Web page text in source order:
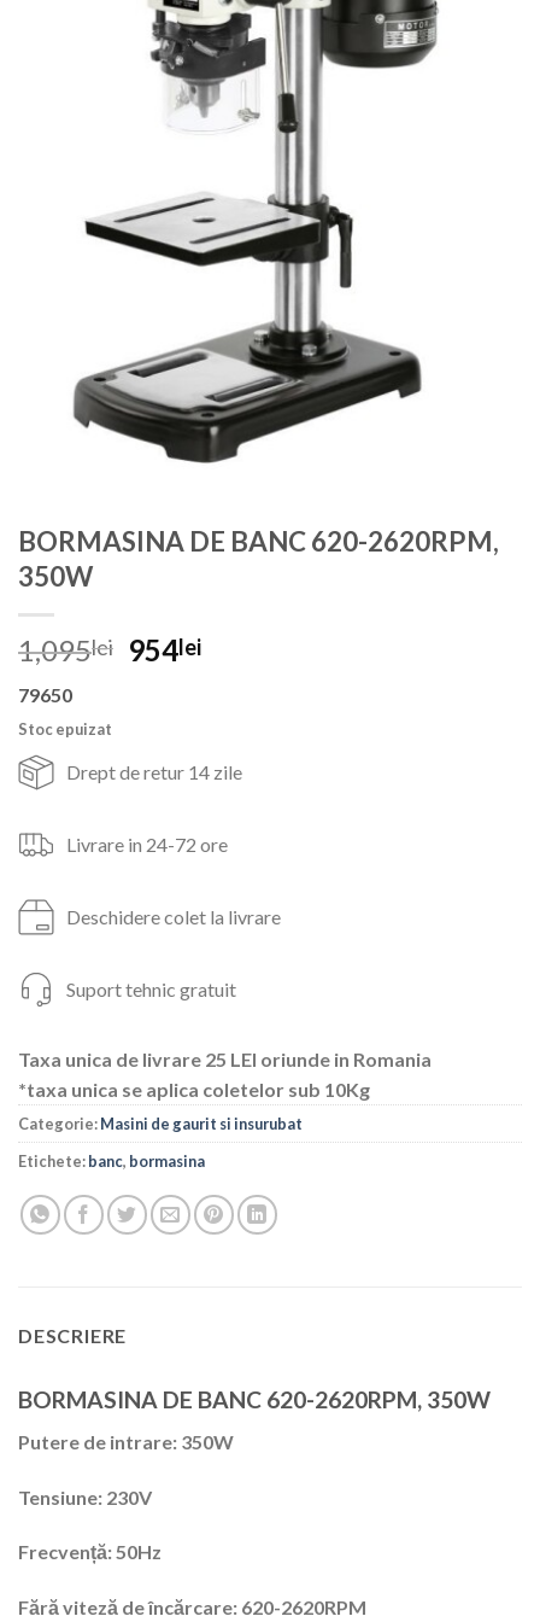
BORMASINA DE BANC 620-2620RPM,
350W
1,095lei
Prețul
1,095lei.
954leiPrețul
79650
Stoc epuizat
Drept de retur 14 zile
Livrare in 24-72 ore
Deschidere colet la livrare
Suport tehnic gratuit
Taxa unica de livrare 25 LEI oriunde in Romania
*taxa unica se aplica coletelor sub 10Kg
Categorie:Masini de gaurit si insurubat
Etichete:banc, bormasina
DESCRIERE
BORMASINA DE BANC 620-2620RPM, 350W
Putere de intrare: 350W
Tensiune: 230V
Frecvență: 50Hz
Fără viteză de încărcare: 620-2620RPM